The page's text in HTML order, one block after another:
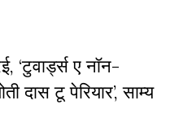
‘टुवार्ड्स ए नॉन-
दास टू पेरियार’, साम्य